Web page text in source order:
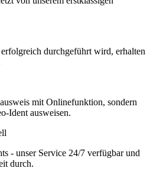
durchgeführt wird, erhalten
mit Onlinefunktion, sondern
Ident ausweisen.
- unser Service 24/7 verfügbar und
durch.